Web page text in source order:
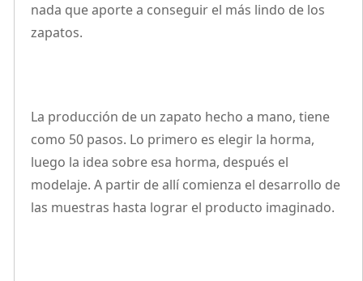
nada que aporte a conseguir el más lindo de los
zapatos.
La producción de un zapato hecho a mano, tiene
como 50 pasos. Lo primero es elegir la horma,
luego la idea sobre esa horma, después el
modelaje. A partir de allí comienza el desarrollo de
las muestras hasta lograr el producto imaginado.